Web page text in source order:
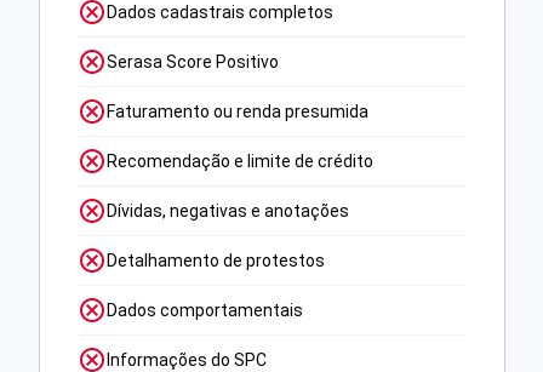
Dados cadastrais completos
Serasa Score Positivo
Faturamento ou renda presumida
Recomendação e limite de crédito
Dívidas, negativas e anotações
Detalhamento de protestos
Dados comportamentais
Informações do SPC